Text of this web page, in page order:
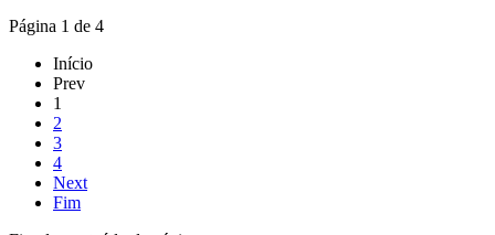
Página 1 de 4
Início
Prev
1
2
3
4
Next
Fim